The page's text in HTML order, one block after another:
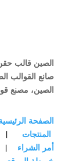
الصين قالب حقن
صانع القوالب
الصين، مصنع
الصفحة
المنتجات
أمر الشراء |